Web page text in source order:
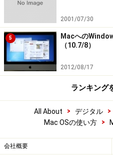
2001/07/30
5
Macへの
（10.7/8）
2012/08/17
ランキング
All About > デジタル >
Mac OSの使い方
>
会社概要